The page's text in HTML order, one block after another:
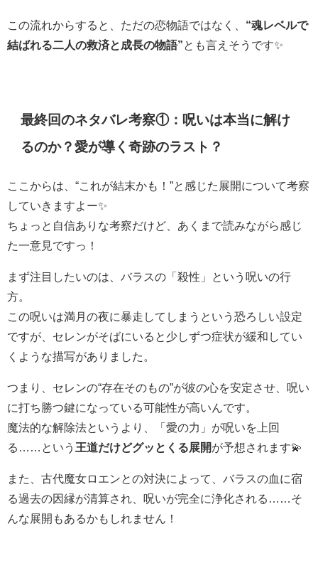
この流れからすると、ただの恋物語ではなく、 “魂レベルで
結ばれる二人の救済と成長の物語” とも言えそうです✨
最終回のネタバレ考察①：呪いは本当に解け
るのか？愛が導く奇跡のラスト？
ここからは、“これが結末かも！”と感じた展開について考察
していきますよー✨
ちょっと自信ありな考察だけど、あくまで読みながら感じ
た一意見ですっ！
まず注目したいのは、バラスの「殺性」という呪いの行
方。
この呪いは満月の夜に暴走してしまうという恐ろしい設定
ですが、セレンがそばにいると少しずつ症状が緩和してい
くような描写がありました。
つまり、セレンの“存在そのもの”が彼の心を安定させ、呪い
に打ち勝つ鍵になっている可能性が高いんです。
魔法的な解除法というより、「愛の力」が呪いを上回
る……という 王道だけどグッとくる展開が予想されます💫
また、古代魔女ロエンとの対決によって、バラスの血に宿
る過去の因縁が清算され、呪いが完全に浄化される……そ
んな展開もあるかもしれません！